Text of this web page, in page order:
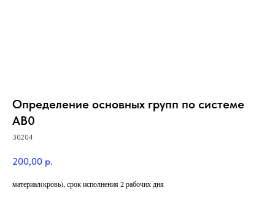
Определение основных групп по системе
AB0
30204
200,00 р.
материал(кровь), срок исполнения 2 рабочих дня